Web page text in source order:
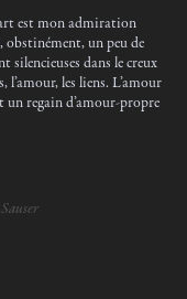
est mon admiration
obstinément, un peu de
silencieuses dans le creux
l’amour, les liens. L’amour
regain d’amour-propre